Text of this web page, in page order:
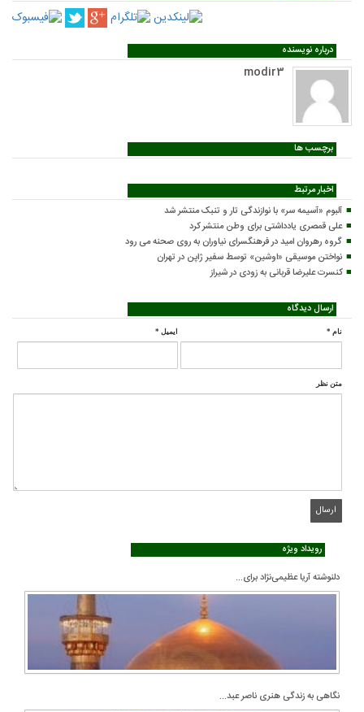
درباره نویسنده
modir3
برچسب ها
اخبار مرتبط
آلبوم «آسیمه سر» با نوازندگی تار و تنبک منتشر شد
علی قمصری یادداشتی برای وطن منتشر کرد
گروه رهروان امید در فرهنگسرای نیاوران به روی صحنه می رود
نواختن موسیقی «اوشین» توسط سفیر ژاپن در تهران
کنسرت علیرضا قربانی به زودی در شیراز
ارسال دیدگاه
نام * ایمیل *
متن نظر
رویداد ویژه
دلنوشته آریا عظیمی‌نژاد برای...
نگاهی به زندگی هنری ناصر عبد...